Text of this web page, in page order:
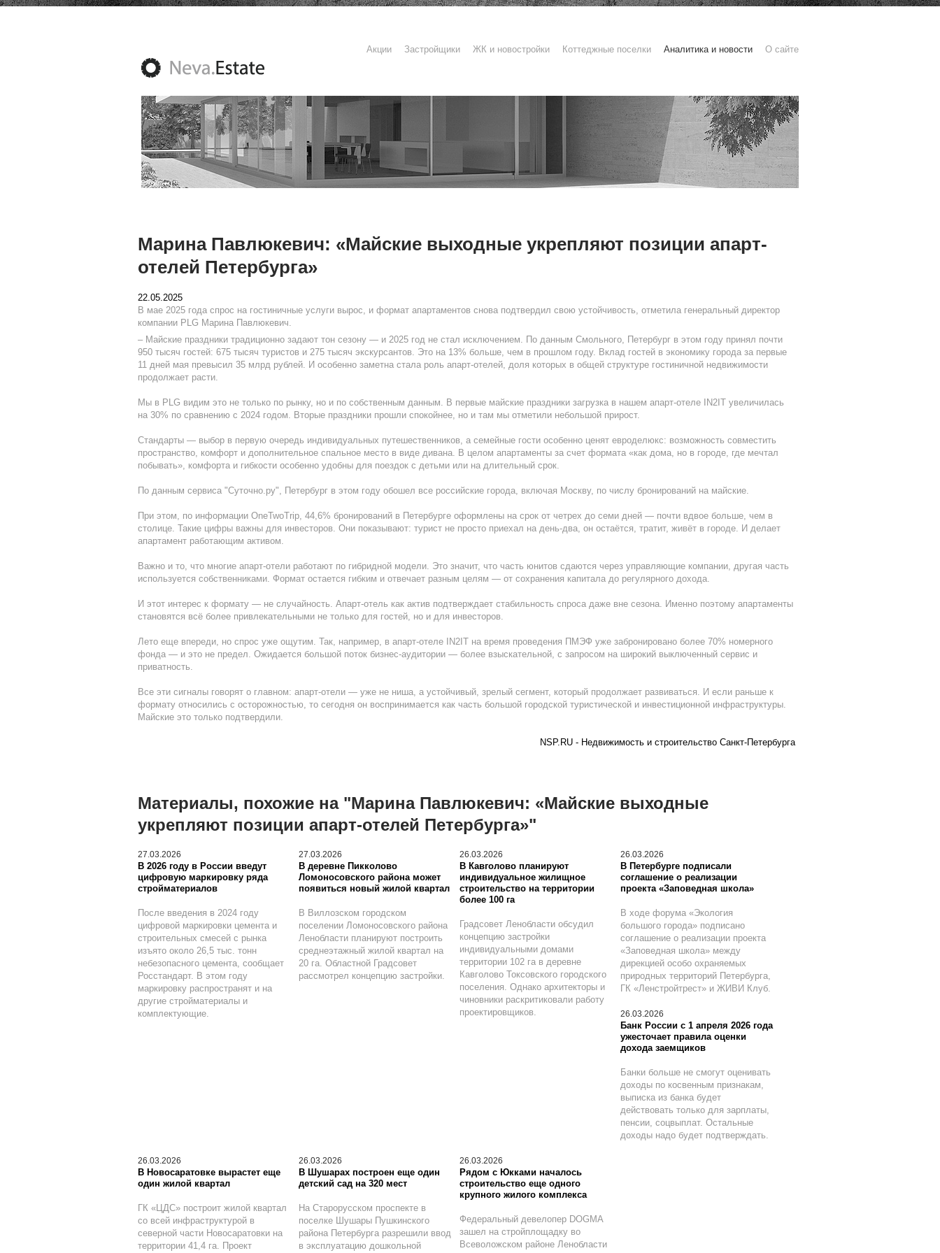
Акции Застройщики ЖК и новостройки Коттеджные поселки Аналитика и новости О сайте
Марина Павлюкевич: «Майские выходные укрепляют позиции апарт-
отелей Петербурга»
22.05.2025
В мае 2025 года спрос на гостиничные услуги вырос, и формат апартаментов снова подтвердил свою устойчивость, отметила генеральный директор
компании PLG Марина Павлюкевич.
– Майские праздники традиционно задают тон сезону — и 2025 год не стал исключением. По данным Смольного, Петербург в этом году принял почти
950 тысяч гостей: 675 тысяч туристов и 275 тысяч экскурсантов. Это на 13% больше, чем в прошлом году. Вклад гостей в экономику города за первые
11 дней мая превысил 35 млрд рублей. И особенно заметна стала роль апарт-отелей, доля которых в общей структуре гостиничной недвижимости
продолжает расти.
Мы в PLG видим это не только по рынку, но и по собственным данным. В первые майские праздники загрузка в нашем апарт-отеле IN2IT увеличилась
на 30% по сравнению с 2024 годом. Вторые праздники прошли спокойнее, но и там мы отметили небольшой прирост.
Стандарты — выбор в первую очередь индивидуальных путешественников, а семейные гости особенно ценят евроделюкс: возможность совместить
пространство, комфорт и дополнительное спальное место в виде дивана. В целом апартаменты за счет формата «как дома, но в городе, где мечтал
побывать», комфорта и гибкости особенно удобны для поездок с детьми или на длительный срок.
По данным сервиса "Суточно.ру", Петербург в этом году обошел все российские города, включая Москву, по числу бронирований на майские.
При этом, по информации OneTwoTrip, 44,6% бронирований в Петербурге оформлены на срок от четрех до семи дней — почти вдвое больше, чем в
столице. Такие цифры важны для инвесторов. Они показывают: турист не просто приехал на день-два, он остаётся, тратит, живёт в городе. И делает
апартамент работающим активом.
Важно и то, что многие апарт-отели работают по гибридной модели. Это значит, что часть юнитов сдаются через управляющие компании, другая часть
используется собственниками. Формат остается гибким и отвечает разным целям — от сохранения капитала до регулярного дохода.
И этот интерес к формату — не случайность. Апарт-отель как актив подтверждает стабильность спроса даже вне сезона. Именно поэтому апартаменты
становятся всё более привлекательными не только для гостей, но и для инвесторов.
Лето еще впереди, но спрос уже ощутим. Так, например, в апарт-отеле IN2IT на время проведения ПМЭФ уже забронировано более 70% номерного
фонда — и это не предел. Ожидается большой поток бизнес-аудитории — более взыскательной, с запросом на широкий выключенный сервис и
приватность.
Все эти сигналы говорят о главном: апарт-отели — уже не ниша, а устойчивый, зрелый сегмент, который продолжает развиваться. И если раньше к
формату относились с осторожностью, то сегодня он воспринимается как часть большой городской туристической и инвестиционной инфраструктуры.
Майские это только подтвердили.
NSP.RU - Недвижимость и строительство Санкт-Петербурга
Материалы, похожие на "Марина Павлюкевич: «Майские выходные
укрепляют позиции апарт-отелей Петербурга»"
27.03.2026
В 2026 году в России введут
цифровую маркировку ряда
стройматериалов
После введения в 2024 году
цифровой маркировки цемента и
строительных смесей с рынка
изъято около 26,5 тыс. тонн
небезопасного цемента, сообщает
Росстандарт. В этом году
маркировку распространят и на
другие стройматериалы и
комплектующие.
27.03.2026
В деревне Пикколово
Ломоносовского района может
появиться новый жилой квартал
В Виллозском городском
поселении Ломоносовского района
Ленобласти планируют построить
среднеэтажный жилой квартал на
20 га. Областной Градсовет
рассмотрел концепцию застройки.
26.03.2026
В Кавголово планируют
индивидуальное жилищное
строительство на территории
более 100 га
Градсовет Ленобласти обсудил
концепцию застройки
индивидуальными домами
территории 102 га в деревне
Кавголово Токсовского городского
поселения. Однако архитекторы и
чиновники раскритиковали работу
проектировщиков.
26.03.2026
В Петербурге подписали
соглашение о реализации
проекта «Заповедная школа»
В ходе форума «Экология
большого города» подписано
соглашение о реализации проекта
«Заповедная школа» между
дирекцией особо охраняемых
природных территорий Петербурга,
ГК «Ленстройтрест» и ЖИВИ Клуб.
26.03.2026
Банк России с 1 апреля 2026 года
ужесточает правила оценки
дохода заемщиков
Банки больше не смогут оценивать
доходы по косвенным признакам,
выписка из банка будет
действовать только для зарплаты,
пенсии, соцвыплат. Остальные
доходы надо будет подтверждать.
26.03.2026
В Новосаратовке вырастет еще
один жилой квартал
ГК «ЦДС» построит жилой квартал
со всей инфраструктурой в
северной части Новосаратовки на
территории 41,4 га. Проект
26.03.2026
В Шушарах построен еще один
детский сад на 320 мест
На Старорусском проспекте в
поселке Шушары Пушкинского
района Петербурга разрешили ввод
в эксплуатацию дошкольной
26.03.2026
Рядом с Юкками началось
строительство еще одного
крупного жилого комплекса
Федеральный девелопер DOGMA
зашел на стройплощадку во
Всеволожском районе Ленобласти